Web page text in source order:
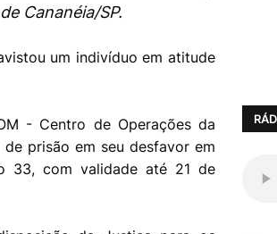
Cananéia/SP.
um indivíduo em atitude
- Centro de Operações da
prisão em seu desfavor em
33, com validade até 21 de